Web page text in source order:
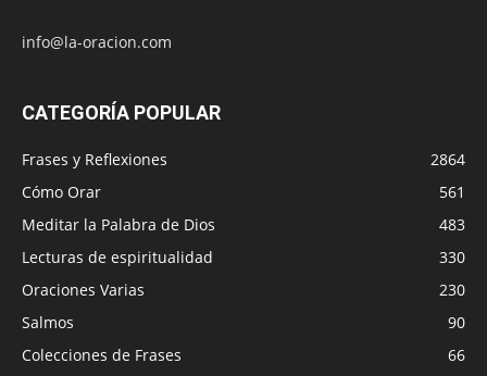
info@la-oracion.com
CATEGORÍA POPULAR
Frases y Reflexiones
2864
Cómo Orar
561
Meditar la Palabra de Dios
483
Lecturas de espiritualidad
330
Oraciones Varias
230
Salmos
90
Colecciones de Frases
66